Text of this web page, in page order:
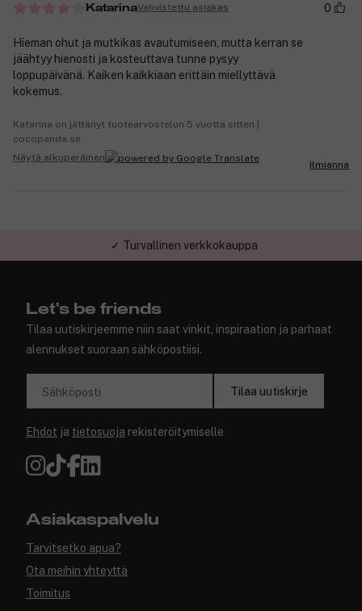
KatarinaVahvistettu asiakas 0
Hieman ohut ja mutkikas avautumiseen, mutta kerran se
jäähtyy hienosti ja kosteuttava tunne pysyy
loppupäivänä. Kaiken kaikkiaan erittäin miellyttävä
kokemus.
Katarina on jättänyt tuotearvostelun 5 vuotta sitten |
cocopanda.se
Näytä alkuperäinen
Ilmianna
✓ Turvallinen verkkokauppa
Let's be friends
Tilaa uutiskirjeemme niin saat vinkit, inspiraation ja parhaat
alennukset suoraan sähköpostiisi.
Sähköposti Tilaa uutiskirje
Ehdot ja tietosuoja rekisteröitymiselle
Asiakaspalvelu
Tarvitsetko apua?
Ota meihin yhteyttä
Toimitus